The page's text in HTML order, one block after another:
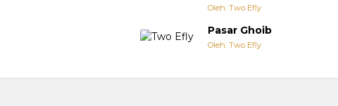
Oleh: Two Efly
Pasar Ghoib
Oleh: Two Efly